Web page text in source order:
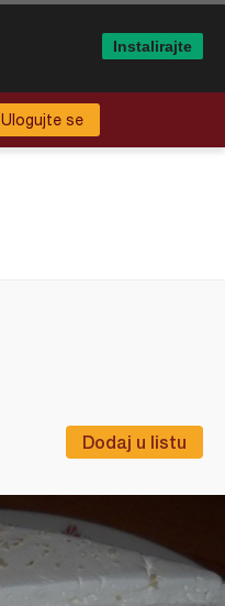
Ulogujte se
Dodaj u listu
Instalirajte